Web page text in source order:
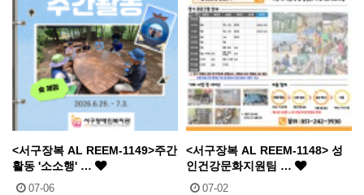
<서구장복 AL REEM-1149>주간
활동 '소소행' …
07-06
<서구장복 AL REEM-1148> 성
인건강문화지원팀 …
07-02